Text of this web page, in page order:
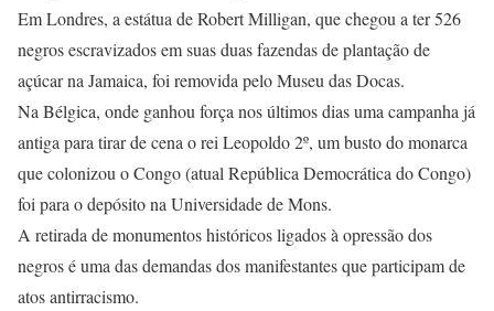
Em Londres, a estátua de Robert Milligan, que chegou a ter 526
negros escravizados em suas duas fazendas de plantação de
açúcar na Jamaica, foi removida pelo Museu das Docas.
Na Bélgica, onde ganhou força nos últimos dias uma campanha já
antiga para tirar de cena o rei Leopoldo 2º, um busto do monarca
que colonizou o Congo (atual República Democrática do Congo)
foi para o depósito na Universidade de Mons.
A retirada de monumentos históricos ligados à opressão dos
negros é uma das demandas dos manifestantes que participam de
atos antirracismo.